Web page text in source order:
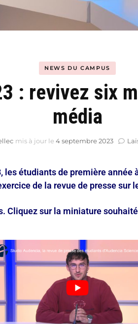
NEWS DU CAMPUS
: revivez six
média
mis à jour le 4 septembre 2023
les étudiants de première année
de la revue de presse sur
Cliquez sur la miniature